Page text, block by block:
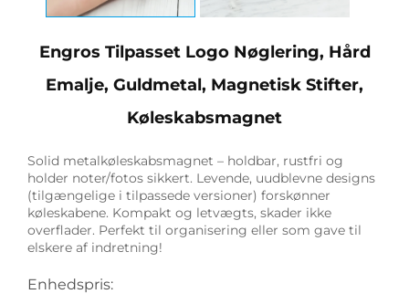
Engros Tilpasset Logo Nøglering, Hård
Emalje, Guldmetal, Magnetisk Stifter,
Køleskabsmagnet
Solid metalkøleskabsmagnet – holdbar, rustfri og
holder noter/fotos sikkert. Levende, uudblevne designs
(tilgængelige i tilpassede versioner) forskønner
køleskabene. Kompakt og letvægts, skader ikke
overflader. Perfekt til organisering eller som gave til
elskere af indretning!
Enhedspris: